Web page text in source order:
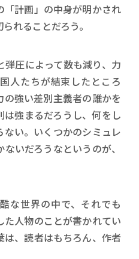
計画」の中身が明かされ
れることだろう。
弾圧によって数も減り、力
人たちが結束したところ
強い差別主義者の誰かを
強まるだろうし、何をし
い。いくつかのシミュレ
いだろうなというのが、
な世界の中で、それでも
た人物のことが書かれてい
、読者はもちろん、作者